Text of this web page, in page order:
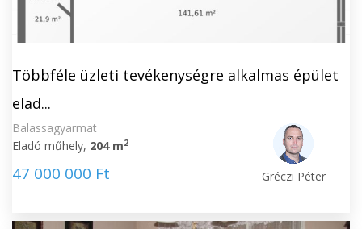
Többféle üzleti tevékenységre alkalmas épület
elad...
Balassagyarmat
Eladó műhely, 204 m2
47 000 000 Ft Gréczi Péter